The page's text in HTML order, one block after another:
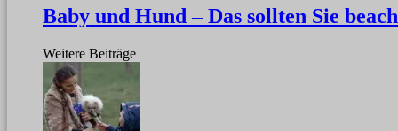
Baby und Hund – Das sollten Sie
Weitere Beiträge